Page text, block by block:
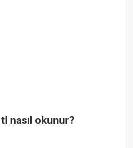
nasıl okunur?